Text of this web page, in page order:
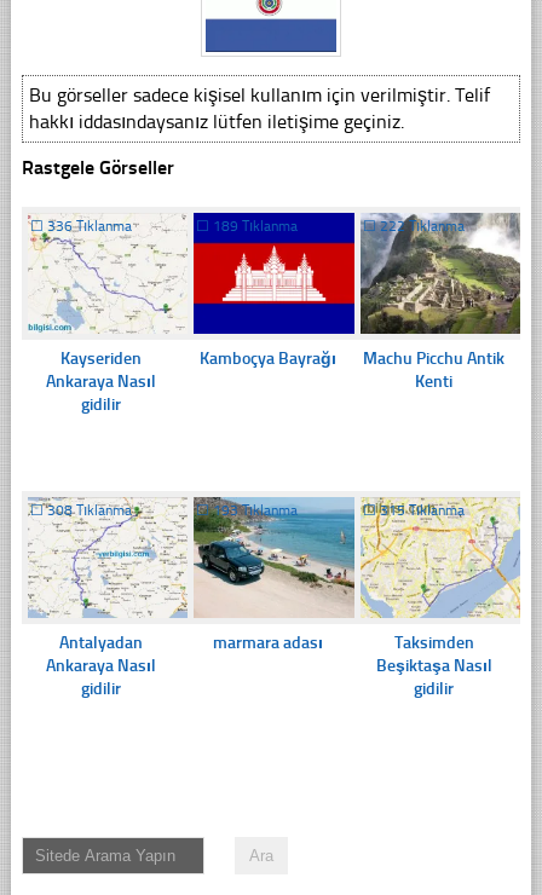
Bu görseller sadece kişisel kullanım için verilmiştir. Telif
hakkı iddasındaysanız lütfen iletişime geçiniz.
Rastgele Görseller
☐ 336 Tıklanma
Kayseriden
Ankaraya Nasıl
gidilir
☐ 189 Tıklanma
Kamboçya Bayrağı
☐222 Tıklanma
Machu Picchu Antik
Kenti
☐308 Tıklanma
Antalyadan
Ankaraya Nasıl
gidilir
☐193 Tıklanma
marmara adası
☐315 Tıklanma
Taksimden
Beşiktaşa Nasıl
gidilir